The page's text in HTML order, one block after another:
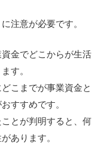
注意が必要です。
金でどこからが生活
す。
こまでが事業資金と
すすめです。
とが判明すると、何
あります。